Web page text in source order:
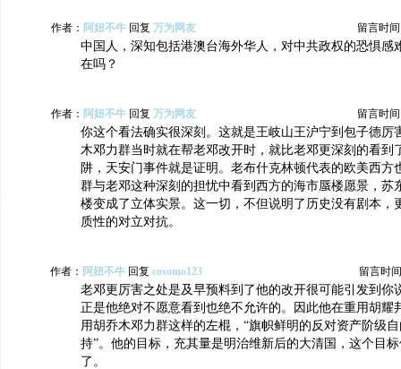
作者： 阿妞不牛 回复 万为网友 留言时间
中国人，深知包括港澳台海外华人，对中共政权的恐惧感
在吗？
作者： 阿妞不牛 回复 万为网友 留言时间
你这个看法确实很深刻。这就是王岐山王沪宁到包子德厉
木邓力群当时就在帮老邓改开时，就比老邓更深刻的看到
阱，天安门事件就是证明。老布什克林顿代表的欧美西方
群与老邓这种深刻的担忧中看到西方的海市蜃楼愿景，苏
楼变成了立体实景。这一切，不但说明了历史没有剧本，
质性的对立对抗。
作者： 阿妞不牛 回复 cosomo123 留言时
老邓更厉害之处是及早预料到了他的改开很可能引发到你
正是他绝对不愿意看到也绝不允许的。因此他在重用胡耀
用胡乔木邓力群这样的左棍，“旗帜鲜明的反对资产阶级
持”。他的目标，充其量是明治维新后的大清国，这个目
了。